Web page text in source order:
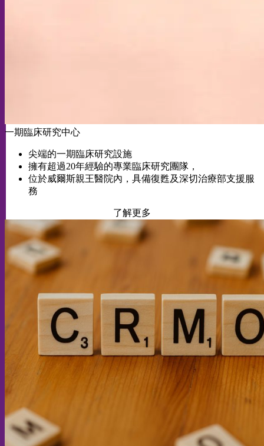
一期臨床研究中心
尖端的一期臨床研究設施
擁有超過20年經驗的專業臨床研究團隊，
位於威爾斯親王醫院內，具備復甦及深切治療部支援服
務
了解更多